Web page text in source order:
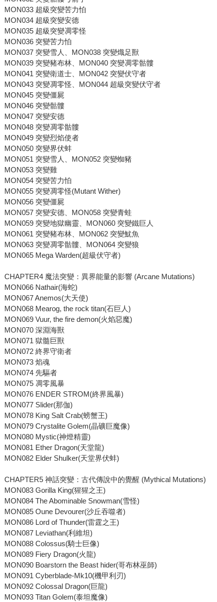
MON033 超級突變苦力怕
MON034 超級突變安德
MON035 超級突變凋零怪
MON036 突變苦力怕
MON037 突變雪人、MON038 突變熾足獸
MON039 突變豬布林、MON040 突變凋零骷髏
MON041 突變衛道士、MON042 突變伏守者
MON043 突變凋零怪、MON044 超級突變伏守者
MON045 突變僵屍
MON046 突變骷髏
MON047 突變安德
MON048 突變凋零骷髏
MON049 突變烈焰使者
MON050 突變界伏蚌
MON051 突變雪人、MON052 突變蜘豬
MON053 突變雞
MON054 突變苦力怕
MON055 突變凋零怪(Mutant Wither)
MON056 突變僵屍
MON057 突變安德、MON058 突變青蛙
MON059 突變地獄幽靈、MON060 突變鐵巨人
MON061 突變豬布林、MON062 突變魷魚
MON063 突變凋零骷髏、MON064 突變狼
MON065 Mega Warden(超級伏守者)
CHAPTER4 魔法突變：異界能量的影響 (Arcane Mutations)
MON066 Nathair(海蛇)
MON067 Anemos(大天使)
MON068 Mearog, the rock titan(石巨人)
MON069 Vuur, the fire demon(火焰惡魔)
MON070 深淵海獸
MON071 獄髓巨獸
MON072 終界守衛者
MON073 焰魂
MON074 先驅者
MON075 凋零風暴
MON076 ENDER STROM(終界風暴)
MON077 Slider(那伽)
MON078 King Salt Crab(螃蟹王)
MON079 Crystalite Golem(晶礦巨魔像)
MON080 Mystic(神燈精靈)
MON081 Ether Dragon(天堂龍)
MON082 Elder Shulker(天堂界伏蚌)
CHAPTER5 神話突變：古代傳說中的覺醒 (Mythical Mutations)
MON083 Gorilla King(猩猩之王)
MON084 The Abominable Snowman(雪怪)
MON085 Oune Devourer(沙丘吞噬者)
MON086 Lord of Thunder(雷霆之王)
MON087 Leviathan(利維坦)
MON088 Colossus(騎士巨像)
MON089 Fiery Dragon(火龍)
MON090 Boarstorn the Beast hider(哥布林巫師)
MON091 Cyberblade-Mk10(機甲利刃)
MON092 Colossal Dragon(巨龍)
MON093 Titan Golem(泰坦魔像)